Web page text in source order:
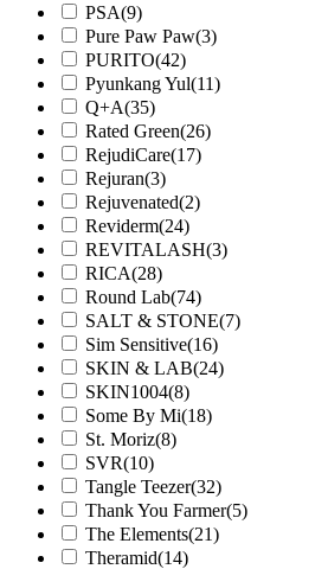
PSA(9)
Pure Paw Paw(3)
PURITO(42)
Pyunkang Yul(11)
Q+A(35)
Rated Green(26)
RejudiCare(17)
Rejuran(3)
Rejuvenated(2)
Reviderm(24)
REVITALASH(3)
RICA(28)
Round Lab(74)
SALT & STONE(7)
Sim Sensitive(16)
SKIN & LAB(24)
SKIN1004(8)
Some By Mi(18)
St. Moriz(8)
SVR(10)
Tangle Teezer(32)
Thank You Farmer(5)
The Elements(21)
Theramid(14)